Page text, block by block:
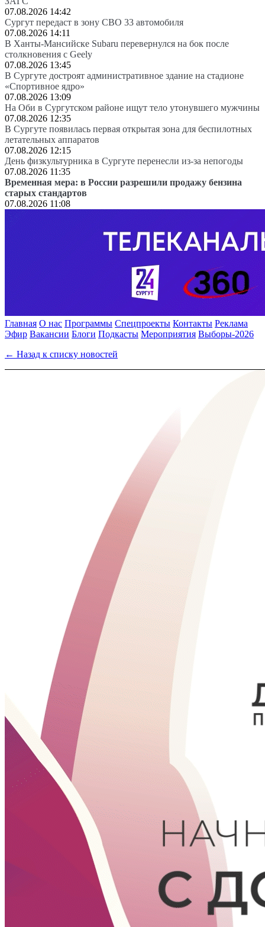
07.08.2026 14:42
Сургут передаст в зону СВО 33 автомобиля
07.08.2026 14:11
В Ханты-Мансийске Subaru перевернулся на бок после
столкновения с Geely
07.08.2026 13:45
В Сургуте достроят административное здание на стадионе
«Спортивное ядро»
07.08.2026 13:09
На Оби в Сургутском районе ищут тело утонувшего мужчины
07.08.2026 12:35
В Сургуте появилась первая открытая зона для беспилотных
летательных аппаратов
07.08.2026 12:15
День физкультурника в Сургуте перенесли из-за непогоды
07.08.2026 11:35
Временная мера: в России разрешили продажу бензина
старых стандартов
07.08.2026 11:08
Главная О нас Программы Спецпроекты Контакты Реклама
Эфир Вакансии Блоги Подкасты Мероприятия Выборы-2026
← Назад к списку новостей